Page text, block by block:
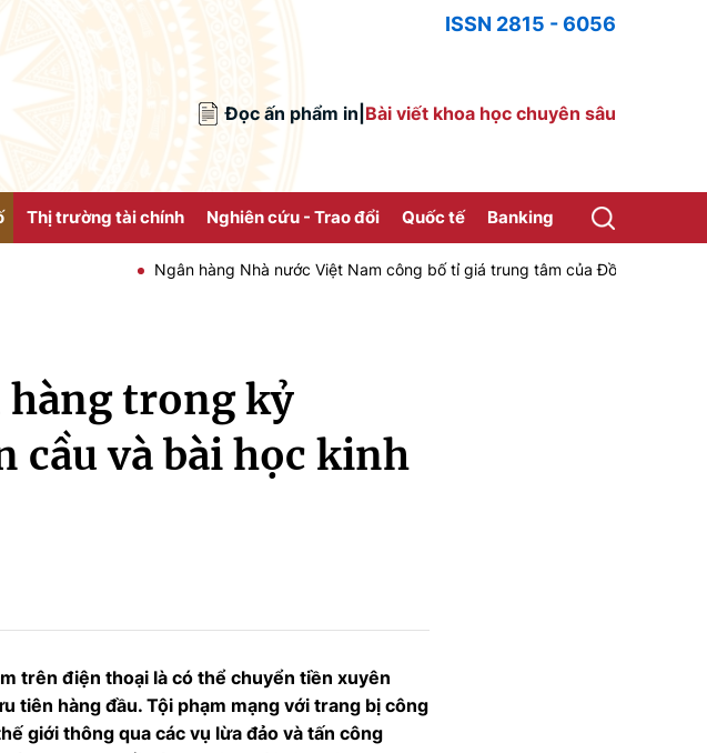
ISSN 2815 - 6056
Đọc ấn phẩm in Bài viết khoa học chuyên sâu
Thị trường tài chính Nghiên cứu - Trao đổi Quốc tế Banking
Ngân hàng Nhà nước Việt Nam công bố tỉ giá trung tâm của Đồng Việt Nam với Đô
hàng trong kỷ
cầu và bài học kinh
trên điện thoại là có thể chuyển tiền xuyên
tiên hàng đầu. Tội phạm mạng với trang bị công
giới thông qua các vụ lừa đảo và tấn công